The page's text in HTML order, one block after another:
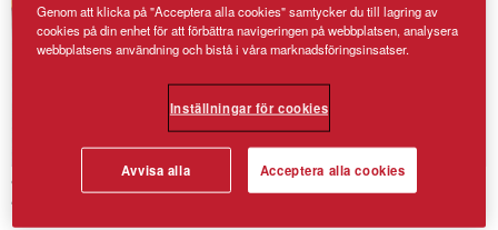
Kalljästa rågbaguetter
Genom att klicka på "Acceptera alla cookies" samtycker du till lagring av
cookies på din enhet för att förbättra navigeringen på webbplatsen, analysera
webbplatsens användning och bistå i våra marknadsföringsinsatser.
Inställningar för cookies
Avvisa alla Acceptera alla cookies